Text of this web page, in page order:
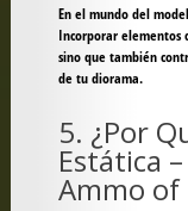
En el mundo del
Incorporar elementos
sino que también
de tu diorama.
5. ¿Por
Estática
Ammo of